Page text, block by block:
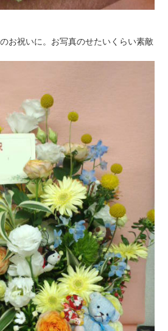
お祝いに。お写真のせたいくらい素敵